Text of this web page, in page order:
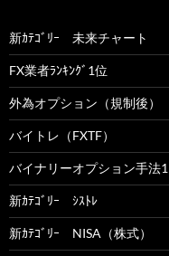
新ｶﾃｺﾞﾘｰ 未来チャート
FX業者ﾗﾝｷﾝｸﾞ1位
外為オプション（規制後）
バイトレ（FXTF）
バイナリーオプション手法1
新ｶﾃｺﾞﾘｰ ｼｽﾄﾚ
新ｶﾃｺﾞﾘｰ NISA（株式）